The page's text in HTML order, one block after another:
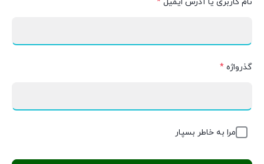
گذرواژه *
مرا به خاطر بسپار